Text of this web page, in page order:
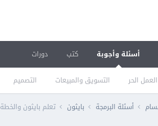
أسئلة وأجوبة
العمل الحر التسويق والمبيعات التصميم
كتب دورات
أسئلة البرمجة بايثون تعلم بايثون والخطة